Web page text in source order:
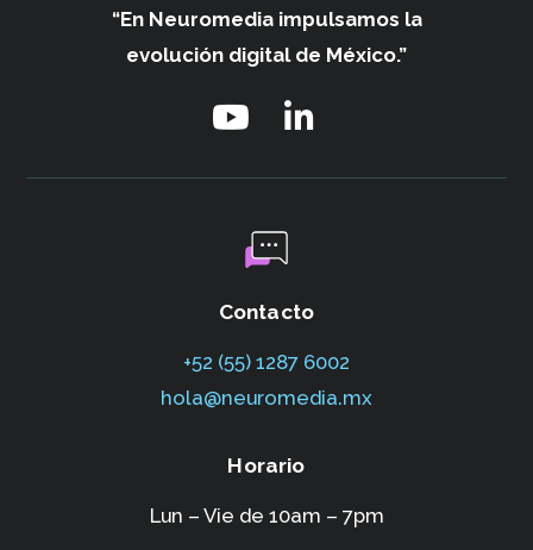
“En Neuromedia impulsamos la
evolución digital de México.”
Contacto
+52 (55) 1287 6002‬
hola@neuromedia.mx
Horario
Lun – Vie de 10am – 7pm